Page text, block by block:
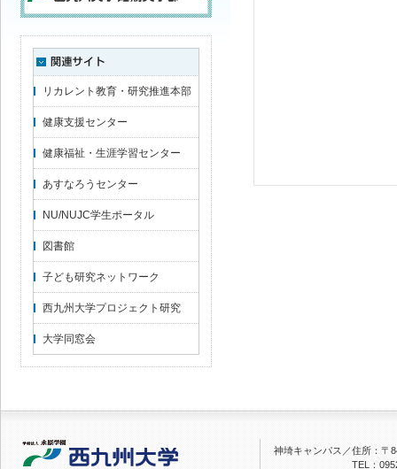
リカレント教育・研究推進本部
健康支援センター
健康福祉・生涯学習センター
あすなろうセンター
NU/NUJC学生ポータル
図書館
子ども研究ネットワーク
西九州大学プロジェクト研究
大学同窓会
神埼キャンパス／住所：〒
TEL：